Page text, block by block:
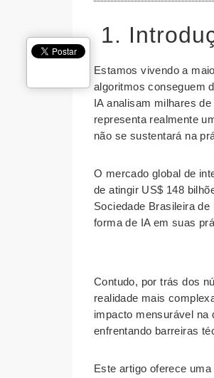
1.
Estamos vivendo a
algoritmos conseguem
IA analisam milhares
representa realmente
não se sustentará na
O mercado global de
de atingir US$ 148
Sociedade Brasileira
forma de IA em suas
Contudo, por trás dos
realidade mais
impacto mensurável na
enfrentando barreiras
Este artigo oferece